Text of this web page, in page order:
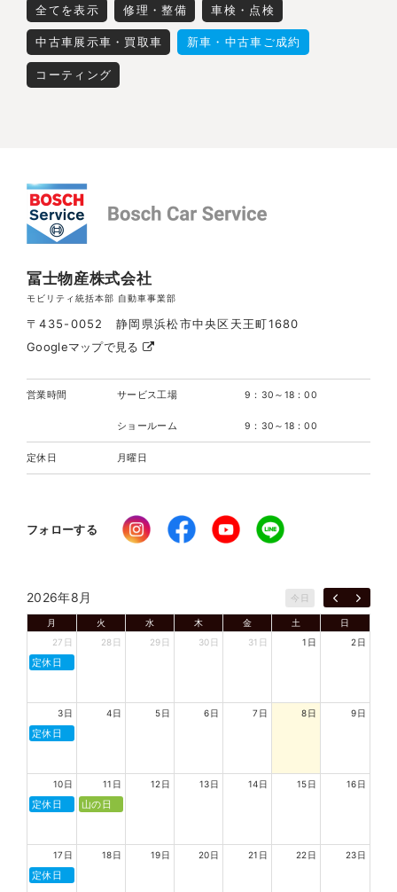
全てを表示 修理・整備 車検・点検
中古車展示車・買取車 新車・中古車ご成約
コーティング
冨士物産株式会社
モビリティ統括本部 自動車事業部
〒435-0052 静岡県浜松市中央区天王町1680
Googleマップで見る
営業時間 サービス工場 9：30～18：00
ショールーム 9：30～18：00
定休日 月曜日
フォローする
2026年8月 今日
月 火 水 木 金 土
日
27日
定休日
28日 29日 30日 31日 1日 2日
3日
定休日
4日 5日 6日 7日 8日 9日
10日
定休日
11日
山の日
12日 13日 14日 15日 16日
17日
定休日
18日 19日 20日 21日 22日 23日